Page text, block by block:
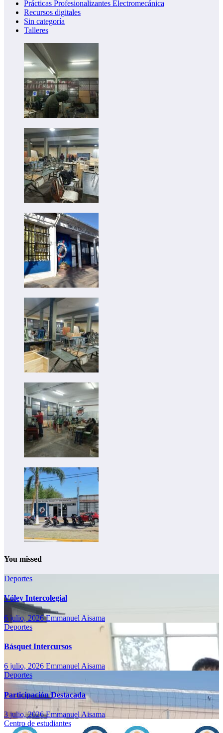
Prácticas Profesionalizantes Electromecánica
Recursos digitales
Sin categoría
Talleres
You missed
Deportes
Vóley Intercolegial
6 julio, 2026Emmanuel Aisama
Deportes
Básquet Intercursos
6 julio, 2026 Emmanuel Aisama
Deportes
Participación Destacada
3 julio, 2026Emmanuel Aisama
Centro de estudiantes